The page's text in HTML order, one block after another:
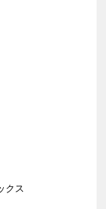
クス